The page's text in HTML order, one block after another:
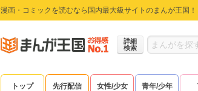
漫画・コミックを読むなら国内最大級サイトのまんが王国！
詳細
検索
トップ 先行配信 女性/少女 青年/少年